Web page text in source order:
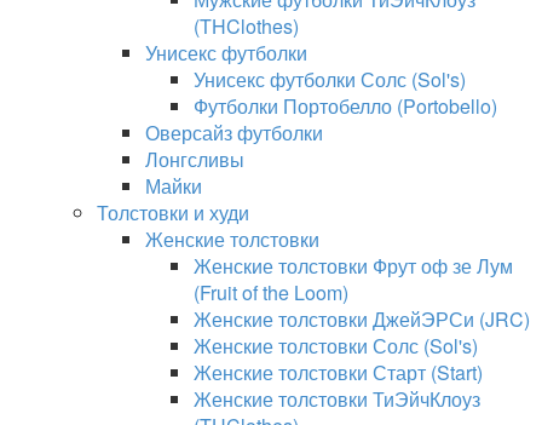
(THClothes)
Унисекс футболки
Унисекс футболки Солс (Sol's)
Футболки Портобелло (Portobello)
Оверсайз футболки
Лонгсливы
Майки
Толстовки и худи
Женские толстовки
Женские толстовки Фрут оф зе Лум
(Fruit of the Loom)
Женские толстовки ДжейЭРСи (JRC)
Женские толстовки Солс (Sol's)
Женские толстовки Старт (Start)
Женские толстовки ТиЭйчКлоуз